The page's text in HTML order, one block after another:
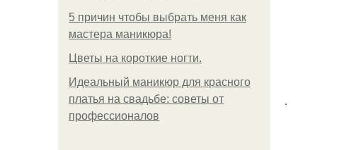
5 причин чтобы выбрать меня как
мастера маникюра!
Цветы на короткие ногти.
Идеальный маникюр для красного
платья на свадьбе: советы от
профессионалов
.